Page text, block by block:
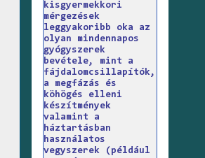
kisgyermekkori
mérgezések
leggyakoribb oka az
olyan mindennapos
gyógyszerek
bevétele, mint a
fájdalomcsillapítók,
a megfázás és
köhögés elleni
készítmények
valamint a
háztartásban
használatos
vegyszerek (például